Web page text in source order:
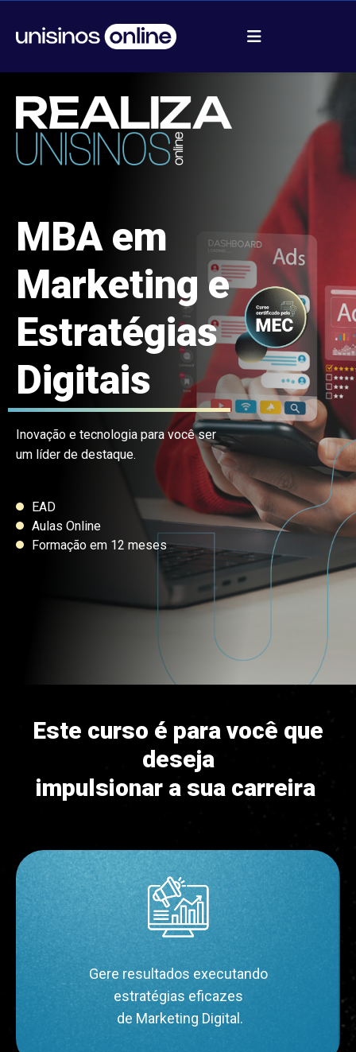
MBA em
Marketing e
Estratégias
Digitais
Inovação e tecnologia para você ser
um líder de destaque.
EAD
Aulas Online
Formação em 12 meses
Este curso é para você que
deseja
impulsionar a sua carreira
Gere resultados executando
estratégias eficazes
de Marketing Digital.